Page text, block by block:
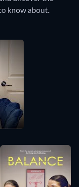
know about.